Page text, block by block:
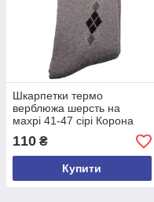
Шкарпетки термо
верблюжа шерсть на
махрі 41-47 сірі Корона
161
110 ₴
Купити